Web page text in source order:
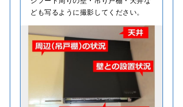
ども写るように撮影してください。